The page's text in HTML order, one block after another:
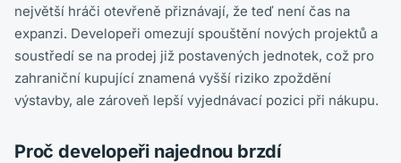
největší hráči otevřeně přiznávají, že teď není čas na
expanzi. Developeři omezují spouštění nových projektů a
soustředí se na prodej již postavených jednotek, což pro
zahraniční kupující znamená vyšší riziko zpoždění
výstavby, ale zároveň lepší vyjednávací pozici při nákupu.
Proč developeři najednou brzdí